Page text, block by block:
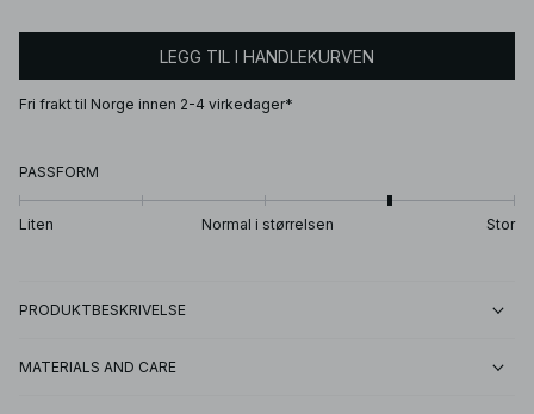
LEGG TIL I HANDLEKURVEN
Fri frakt til Norge innen 2-4 virkedager*
PASSFORM
Liten Normal i størrelsen Stor
PRODUKTBESKRIVELSE
MATERIALS AND CARE